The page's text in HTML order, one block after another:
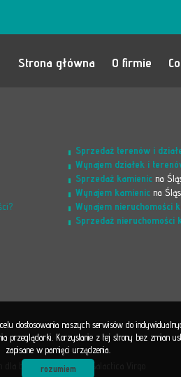
Strona główna O firmie
Sprzedaż terenów i
Wynajem działek i
Sprzedaż kamienic na
Wynajem kamienic na
Wynajem nieruchomości
Sprzedaż nieruchomości
dla biur nieruchomości
dostosowania naszych serwisów do
przeglądarki. Korzystanie z tej strony bez zmian
zapisane w pamięci urządzenia.
rozumiem